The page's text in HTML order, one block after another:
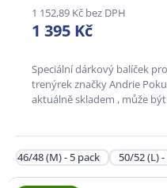
je
3,4
z
hvězdiček.
1 152,89 Kč bez DPH
1 395 Kč
Speciální dárkový balíček
trenýrek značky Andrie
aktuálně skladem , může
46/48 (M) - 5 pack 50/52 (L)